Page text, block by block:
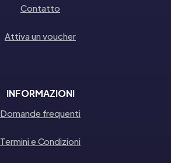
Contatto
Attiva un voucher
INFORMAZIONI
Domande frequenti
Termini e Condizioni